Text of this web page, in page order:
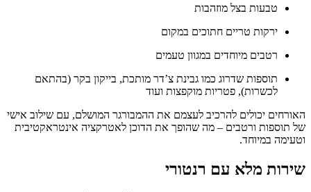
טבעות בצל מוזהבות
ירקות טריים חתוכים במקום
רטבים מיוחדים במגוון טעמים
תוספות שדרוג כמו גבינת צ’דר מותכת, בייקון בקר (בהתאם
לכשרות), פטריות מוקפצות ועוד
יכולים להרכיב לעצמם את ההמבורגר המושלם, עם שילוב אישי
תוספות ורטבים – מה שהופך את הדוכן לאטרקציה אינטראקטיבית
במיוחד.
מלא עם רנטורי